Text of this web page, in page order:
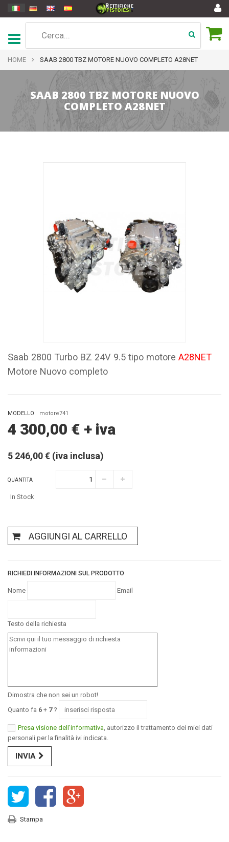
HOME SAAB 2800 TBZ MOTORE NUOVO COMPLETO A28NET
SAAB 2800 TBZ MOTORE NUOVO
COMPLETO A28NET
Saab 2800 Turbo BZ 24V 9.5 tipo motore A28NET
Motore Nuovo completo
MODELLO motore741
4 300,00 € + iva
5 246,00 € (iva inclusa)
QUANTITA
In Stock
AGGIUNGI AL CARRELLO
RICHIEDI INFORMAZIONI SUL PRODOTTO
Nome Email
Testo della richiesta
Dimostra che non sei un robot!
Quanto fa 6 + 7?
Presa visione dell'informativa , autorizzo il trattamento dei miei dati
personali per la finalità ivi indicata.
INVIA
Stampa